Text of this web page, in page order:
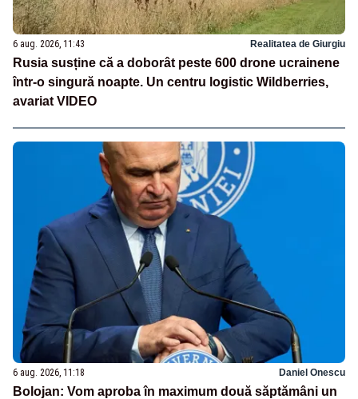
6 aug. 2026, 11:43 Realitatea de Giurgiu
Rusia susține că a doborât peste 600 drone ucrainene
într-o singură noapte. Un centru logistic Wildberries,
avariat VIDEO
6 aug. 2026, 11:18 Daniel Onescu
Bolojan: Vom aproba în maximum două săptămâni un